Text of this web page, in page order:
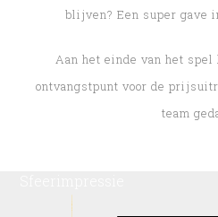
blijven? Een super gave
Aan het einde van het
ontvangstpunt voor de
team